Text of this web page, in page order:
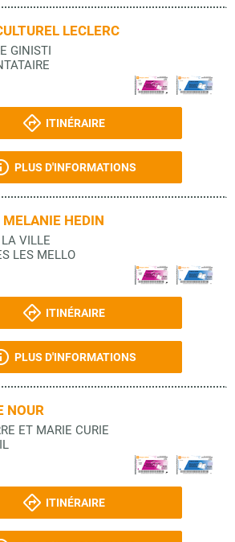
LECLERC
GINISTI
ITINÉRAIRE
PLUS D'INFORMATIONS
HEDIN
VILLE
LES MELLO
ITINÉRAIRE
PLUS D'INFORMATIONS
NOUR
ET MARIE CURIE
ITINÉRAIRE